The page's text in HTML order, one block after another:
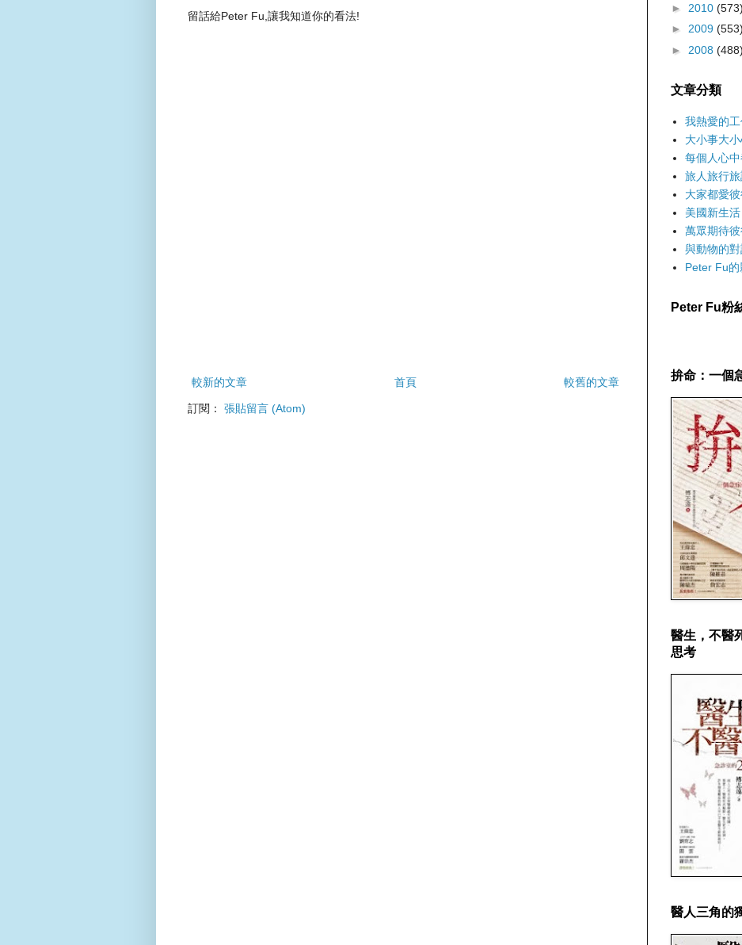
留話給Peter Fu,讓我知道你的看法!
較新的文章 較舊的文章
首頁
訂閱： 張貼留言 (Atom)
► 2010 (573)
► 2009 (553)
► 2008 (488)
文章分類
我熱愛的
大小事大
每個人心
旅人旅行
大家都愛彼
美國新生活
萬眾期待
與動物的
Peter Fu的
Peter Fu粉
拚命：一個
醫生，不醫
思考
醫人三角的